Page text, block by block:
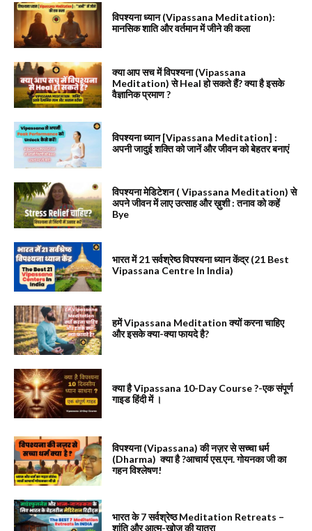
विपश्यना ध्यान (Vipassana Meditation):
मानसिक शाति और वर्तमान में जीने की कला
क्या आप सच में विपश्यना (Vipassana
Meditation) से Heal हो सकते हैं? क्या है इसके
वैज्ञानिक प्रमाण ?
विपश्यना ध्यान [Vipassana Meditation] :
अपनी जादुई शक्ति को जानें और जीवन को बेहतर बनाएं
विपश्यना मेडिटेशन ( Vipassana Meditation) से
अपने जीवन में लाए उत्साह और ख़ुशी : तनाव को कहें
Bye
भारत में 21 सर्वश्रेष्ठ विपश्यना ध्यान केंद्र (21 Best
Vipassana Centre In India)
हमें Vipassana Meditation क्यों करना चाहिए
और इसके क्या-क्या फायदे है?
क्या है Vipassana 10-Day Course ?-एक संपूर्ण
गाइड हिंदी में ।
विपश्यना (Vipassana) की नज़र से सच्चा धर्म
(Dharma) क्या है ?आचार्य एस.एन. गोयनका जी का
गहन विश्लेषण!
भारत के 7 सर्वश्रेष्ठ Meditation Retreats –
शांति और आत्म-खोज की यात्रा